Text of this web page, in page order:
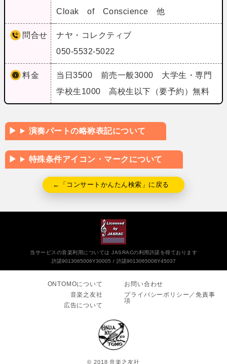
Cloak of Conscience 他
問合せ
ナヤ・コレクティブ
050-5532-5022
料金
当日3500 前売一般3000 大学生・専門
学校生1000 高校生以下（要予約）無料
演奏パートの略称表記について
特殊条件アイコン・マークについて
←「コンサートかんたん検索」に戻る
当サービスの音楽利用については JASRACの利用許諾を得ております
許諾9013065006Y30005
許諾9013065008Y45037
ONTOMOについて
音楽之友社
広告について
お問い合わせ
プライバシーポリシー／免責事
項
© 2018 音楽之友社